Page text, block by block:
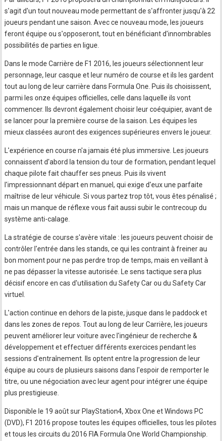
s'agit d'un tout nouveau mode permettant de s'affronter jusqu'à 22
joueurs pendant une saison. Avec ce nouveau mode, les joueurs
feront équipe ou s'opposeront, tout en bénéficiant d'innombrables
possibilités de parties en ligue.
Dans le mode Carrière de F1 2016, les joueurs sélectionnent leur
personnage, leur casque et leur numéro de course et ils les gardent
tout au long de leur carrière dans Formula One. Puis ils choisissent,
parmi les onze équipes officielles, celle dans laquelle ils vont
commencer. Ils devront également choisir leur coéquipier, avant de
se lancer pour la première course de la saison. Les équipes les
mieux classées auront des exigences supérieures envers le joueur.
L'expérience en course n'a jamais été plus immersive. Les joueurs
connaissent d'abord la tension du tour de formation, pendant lequel
chaque pilote fait chauffer ses pneus. Puis ils vivent
l'impressionnant départ en manuel, qui exige d'eux une parfaite
maîtrise de leur véhicule. Si vous partez trop tôt, vous êtes pénalisé ;
mais un manque de réflexe vous fait aussi subir le contrecoup du
système anti-calage.
La stratégie de course s'avère vitale : les joueurs peuvent choisir de
contrôler l'entrée dans les stands, ce qui les contraint à freiner au
bon moment pour ne pas perdre trop de temps, mais en veillant à
ne pas dépasser la vitesse autorisée. Le sens tactique sera plus
décisif encore en cas d'utilisation du Safety Car ou du Safety Car
virtuel.
L'action continue en dehors de la piste, jusque dans le paddock et
dans les zones de repos. Tout au long de leur Carrière, les joueurs
peuvent améliorer leur voiture avec l'ingénieur de recherche &
développement et effectuer différents exercices pendant les
sessions d'entraînement. Ils optent entre la progression de leur
équipe au cours de plusieurs saisons dans l'espoir de remporter le
titre, ou une négociation avec leur agent pour intégrer une équipe
plus prestigieuse.
Disponible le 19 août sur PlayStation4, Xbox One et Windows PC
(DVD), F1 2016 propose toutes les équipes officielles, tous les pilotes
et tous les circuits du 2016 FIA Formula One World Championship.